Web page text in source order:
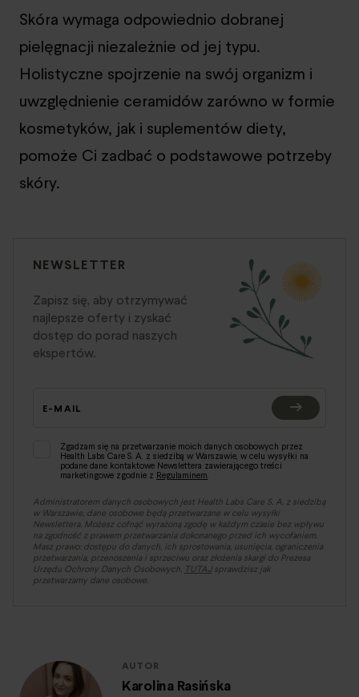
Skóra wymaga odpowiednio dobranej
pielęgnacji niezależnie od jej typu.
Holistyczne spojrzenie na swój organizm i
uwzględnienie ceramidów zarówno w formie
kosmetyków, jak i suplementów diety,
pomoże Ci zadbać o podstawowe potrzeby
skóry.
NEWSLETTER
Zapisz się, aby otrzymywać
najlepsze oferty i zyskać
dostęp do porad naszych
ekspertów.
E-MAIL
Zgadzam się na przetwarzanie moich danych osobowych przez
Health Labs Care S. A. z siedzibą w Warszawie, w celu wysyłki na
podane dane kontaktowe Newslettera zawierającego treści
marketingowe zgodnie z Regulaminem.
Administratorem danych osobowych jest Health Labs Care S. A. z siedzibą
w Warszawie, dane osobowe będą przetwarzane w celu wysyłki
Newslettera. Możesz cofnąć wyrażoną zgodę w każdym czasie bez wpływu
na zgodność z prawem przetwarzania dokonanego przed ich wycofaniem.
Masz prawo: dostępu do danych, ich sprostowania, usunięcia, ograniczenia
przetwarzania, przenoszenia i sprzeciwu oraz złożenia skargi do Prezesa
Urzędu Ochrony Danych Osobowych. TUTAJsprawdzisz jak
przetwarzamy dane osobowe.
AUTOR
Karolina Rasińska